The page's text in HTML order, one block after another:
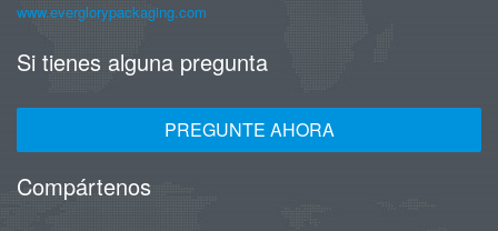
www.everglorypackaging.com
Si tienes alguna pregunta
PREGUNTE AHORA
Compártenos